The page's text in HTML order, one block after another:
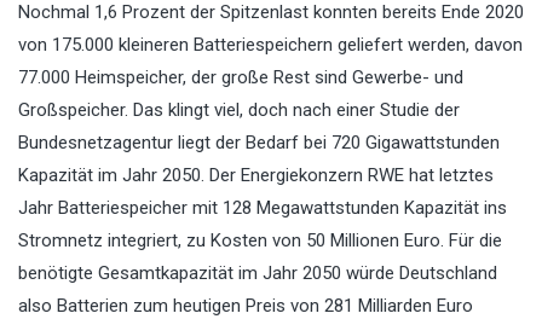
Nochmal 1,6 Prozent der Spitzenlast konnten bereits Ende 2020
von 175.000 kleineren Batteriespeichern geliefert werden, davon
77.000 Heimspeicher, der große Rest sind Gewerbe- und
Großspeicher. Das klingt viel, doch nach einer Studie der
Bundesnetzagentur liegt der Bedarf bei 720 Gigawattstunden
Kapazität im Jahr 2050. Der Energiekonzern RWE hat letztes
Jahr Batteriespeicher mit 128 Megawattstunden Kapazität ins
Stromnetz integriert, zu Kosten von 50 Millionen Euro. Für die
benötigte Gesamtkapazität im Jahr 2050 würde Deutschland
also Batterien zum heutigen Preis von 281 Milliarden Euro